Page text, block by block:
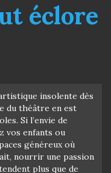
éclore
insolente dès
du théâtre en est
Si l’envie de
vos enfants ou
généreux où
nourrir une passion
plus que de